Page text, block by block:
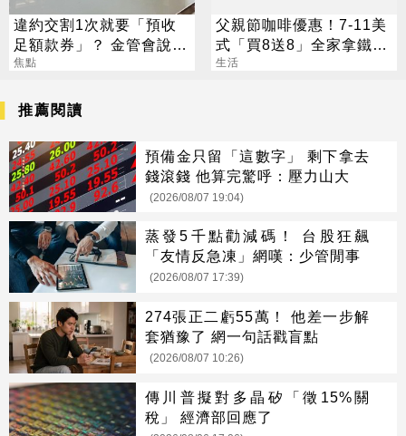
違約交割1次就要「預收
足額款券」？ 金管會說話
了
焦點
父親節咖啡優惠！7-11美
式「買8送8」全家拿鐵2
杯85元
生活
推薦閱讀
預備金只留「這數字」 剩下拿去
錢滾錢 他算完驚呼：壓力山大
(2026/08/07 19:04)
蒸發5千點勸減碼！ 台股狂飆
「友情反急凍」網嘆：少管閒事
(2026/08/07 17:39)
274張正二虧55萬！ 他差一步解
套猶豫了 網一句話戳盲點
(2026/08/07 10:26)
傳川普擬對多晶矽「徵15%關
稅」 經濟部回應了